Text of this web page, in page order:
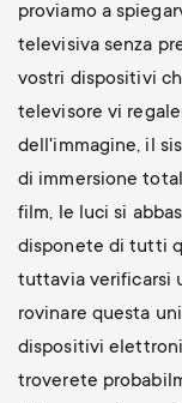
proviamo a
televisiva senza
vostri dispositivi
televisore vi
dell'immagine, il
di immersione
film, le luci si
disponete di tutti
tuttavia verificarsi
rovinare questa
dispositivi
troverete